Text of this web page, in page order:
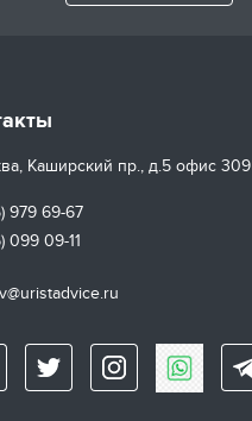
Каширский пр., д.5 офис 309
979 69-67
099 09-11